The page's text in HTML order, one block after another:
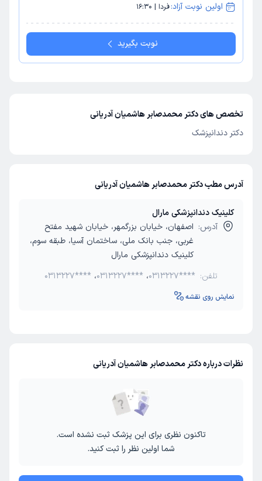
اولین نوبت آزاد:فردا | 16:30
نوبت بگیرید
تخصص های دکتر محمدصابر هاشمیان آدریانی
دکتر دندانپزشک
آدرس مطب دکتر محمدصابر هاشمیان آدریانی
کلینیک دندانپزشکی مارال
آدرس: اصفهان، خیابان بزرگمهر، خیابان شهید مفتح
غربی، جنب بانک ملی، ساختمان آسیا، طبقه سوم،
کلینیک دندانپزشکی مارال
تلفن:
0313227**** ،0313227**** ،0313227****
نمایش روی نقشه
نظرات درباره دکتر محمدصابر هاشمیان آدریانی
تاکنون نظری برای این پزشک ثبت نشده است.
شما اولین نظر را ثبت کنید.